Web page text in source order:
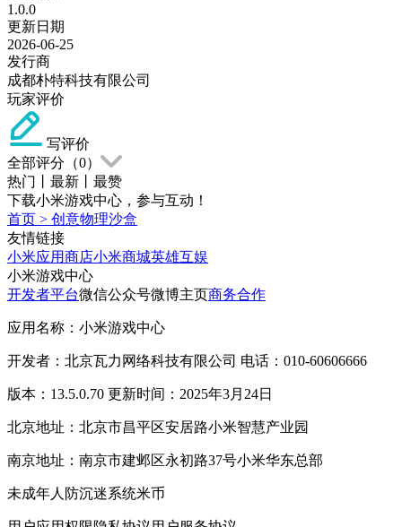
1.0.0
更新日期
2026-06-25
发行商
成都朴特科技有限公司
玩家评价
写评价
全部评分（0）
热门
最新
最赞
下载小米游戏中心，参与互动！
首页 > 创意物理沙盒
友情链接
小米应用商店小米商城英雄互娱
小米游戏中心
开发者平台微信公众号微博主页商务合作
应用名称：小米游戏中心
开发者：北京瓦力网络科技有限公司 电话：010-60606666
版本：13.5.0.70 更新时间：2025年3月24日
北京地址：北京市昌平区安居路小米智慧产业园
南京地址：南京市建邺区永初路37号小米华东总部
未成年人防沉迷系统米币